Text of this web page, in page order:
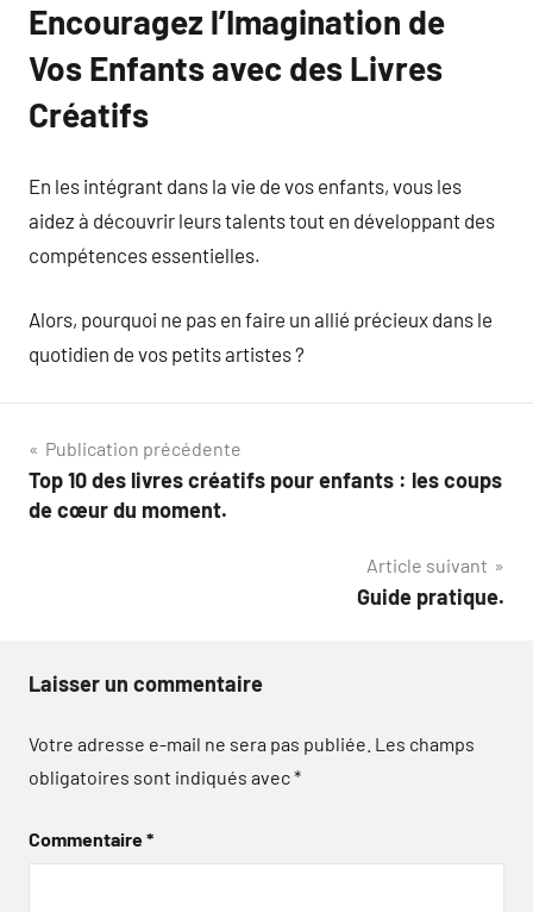
Encouragez l’Imagination de
Vos Enfants avec des Livres
Créatifs
En les intégrant dans la vie de vos enfants, vous les
aidez à découvrir leurs talents tout en développant des
compétences essentielles.
Alors, pourquoi ne pas en faire un allié précieux dans le
quotidien de vos petits artistes ?
Navigation
de
Publication précédente
Top 10 des livres créatifs pour enfants : les coups
de cœur du moment.
Article suivant
Guide pratique.
Laisser un commentaire
Votre adresse e-mail ne sera pas publiée. Les champs
obligatoires sont indiqués avec*
Commentaire*